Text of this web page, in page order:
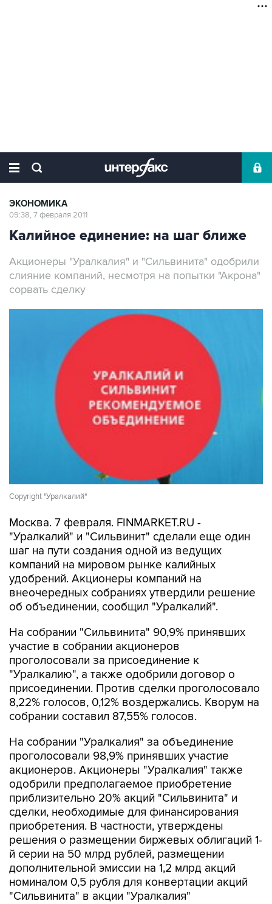
ЭКОНОМИКА
09:38, 7 февраля 2011
Калийное единение: на шаг ближе
Акционеры "Уралкалия" и "Сильвинита" одобрили
слияние компаний, несмотря на попытки "Акрона"
сорвать сделку
Copyright "Уралкалий"
Москва. 7 февраля. FINMARKET.RU -
"Уралкалий" и "Сильвинит" сделали еще один
шаг на пути создания одной из ведущих
компаний на мировом рынке калийных
удобрений. Акционеры компаний на
внеочередных собраниях утвердили решение
об объединении, сообщил "Уралкалий".
На собрании "Сильвинита" 90,9% принявших
участие в собрании акционеров
проголосовали за присоединение к
"Уралкалию", а также одобрили договор о
присоединении. Против сделки проголосовало
8,22% голосов, 0,12% воздержались. Кворум на
собрании составил 87,55% голосов.
На собрании "Уралкалия" за объединение
проголосовали 98,9% принявших участие
акционеров. Акционеры "Уралкалия" также
одобрили предполагаемое приобретение
приблизительно 20% акций "Сильвинита" и
сделки, необходимые для финансирования
приобретения. В частности, утверждены
решения о размещении биржевых облигаций 1-
й серии на 50 млрд рублей, размещении
дополнительной эмиссии на 1,2 млрд акций
номиналом 0,5 рубля для конвертации акций
"Сильвинита" в акции "Уралкалия"